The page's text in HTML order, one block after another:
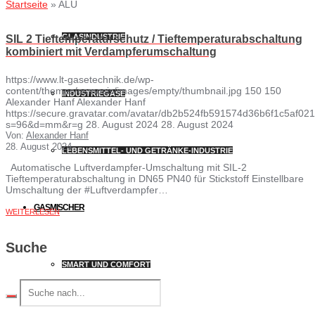
GLASINDUSTRIE
INDUSTRIEGASE
LEBENSMITTEL- UND GETRÄNKE-INDUSTRIE
GASMISCHER
SMART UND COMFORT
Startseite » ALU
SIL 2 Tieftemperaturschutz / Tieftemperaturabschaltung
kombiniert mit Verdampferumschaltung
https://www.lt-gasetechnik.de/wp-
content/themes/osmosis/images/empty/thumbnail.jpg 150 150
Alexander HanfAlexander Hanf
https://secure.gravatar.com/avatar/
s=96&d=mm&r=g 28. August 2024 28. August 2024
Von: Alexander Hanf
28. August 2024
Automatische Luftverdampfer-Umschaltung mit SIL-2
Tieftemperaturabschaltung in DN65 PN40 für Stickstoff Einstellbare
Umschaltung der #Luftverdampfer…
WEITERLESEN
Suche